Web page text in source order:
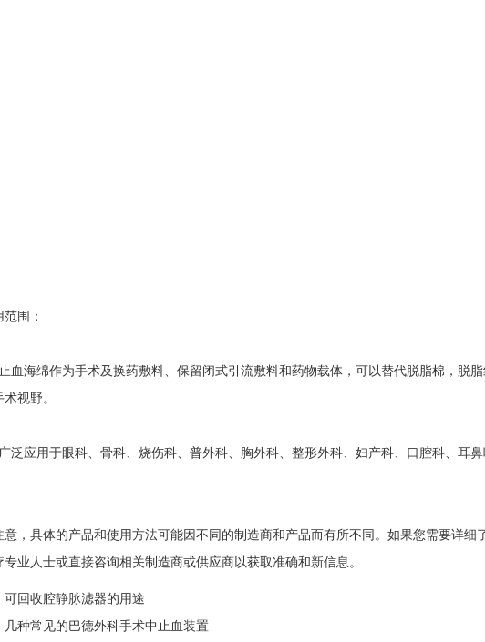
围：
绵作为手术及换药敷料、保留闭式引流敷料和药物载体，可以替代脱脂棉，脱脂
视野。
用于眼科、骨科、烧伤科、普外科、胸外科、整形外科、妇产科、口腔科、耳鼻
具体的产品和使用方法可能因不同的制造商和产品而有所不同。如果您需要详细
专业人士或直接咨询相关制造商或供应商以获取准确和新信息。
可回收腔静脉滤器的用途
几种常见的巴德外科手术中止血装置